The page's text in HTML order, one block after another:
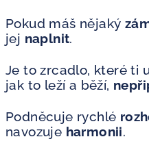
Pokud máš nějaký
jej naplnit.
Je to zrcadlo, které ti
jak to leží a běží,
Podněcuje rychlé
navozuje harmonii.